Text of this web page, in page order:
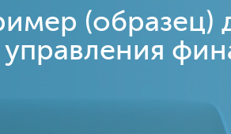
управления